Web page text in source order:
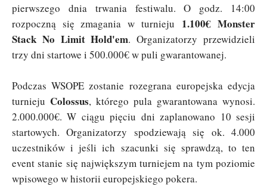
pierwszego dnia trwania festiwalu. O godz. 14:00
rozpoczną się zmagania w turnieju 1.100€ Monster
Stack No Limit Hold'em. Organizatorzy przewidzieli
trzy dni startowe i 500.000€ w puli gwarantowanej.
Podczas WSOPE zostanie rozegrana europejska edycja
turnieju Colossus, którego pula gwarantowana wynosi.
2.000.000€. W ciągu pięciu dni zaplanowano 10 sesji
startowych. Organizatorzy spodziewają się ok. 4.000
uczestników i jeśli ich szacunki się sprawdzą, to ten
event stanie się największym turniejem na tym poziomie
wpisowego w historii europejskiego pokera.